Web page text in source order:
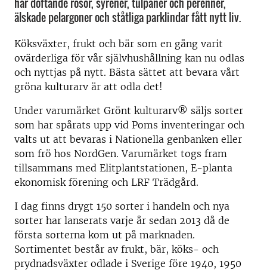
älskade pelargoner och ståtliga parklindar fått nytt liv.
Köksväxter, frukt och bär som en gång varit
ovärderliga för vår självhushållning kan nu odlas
och nyttjas på nytt. Bästa sättet att bevara vårt
gröna kulturarv är att odla det!
Under varumärket Grönt kulturarv® säljs sorter
som har spårats upp vid Poms inventeringar och
valts ut att bevaras i Nationella genbanken eller
som frö hos NordGen. Varumärket togs fram
tillsammans med Elitplantstationen, E-planta
ekonomisk förening och LRF Trädgård.
I dag finns drygt 150 sorter i handeln och nya
sorter har lanserats varje år sedan 2013 då de
första sorterna kom ut på marknaden.
Sortimentet består av frukt, bär, köks- och
prydnadsväxter odlade i Sverige före 1940, 1950